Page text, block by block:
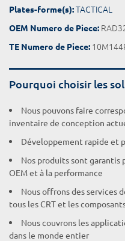
Plates-forme(s):TACTICAL
OEM Numero de Piece:
TE Numero de Piece:
Pourquoi choisir les
Nous pouvons faire
inventaire de conception
Développement rapide et
Nos produits sont garantis
OEM et à la performance
Nous offrons des services
tous les CRT et les
Nous couvrons les
dans le monde entier